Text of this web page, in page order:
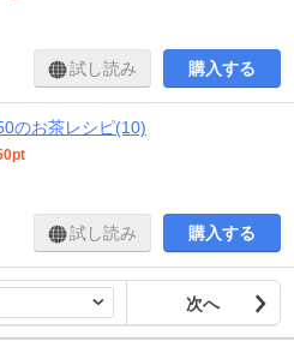
試し読み 購入する
のお茶レシピ(10)
試し読み 購入する
次へ